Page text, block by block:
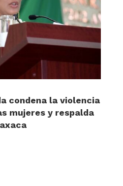
condena la violencia
mujeres y respalda